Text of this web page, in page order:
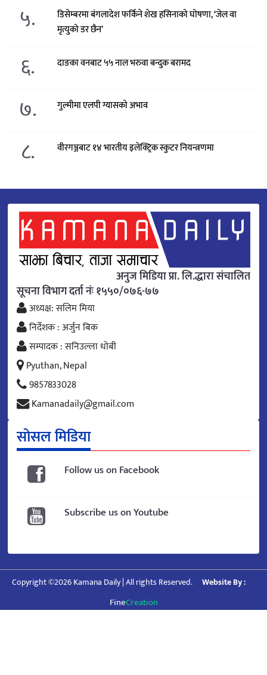
५.
डिसेम्बरमा बंगलादेश फर्किने शेख हसिनाको घोषणा, ‘जेल वा
मृत्युको डर छैन’
६. दाङका वनबाट ५५ नाल भरुवा बन्दुक बरामद
७. गुल्मीमा एलपी ग्यासको अभाव
८. वीरगञ्जबाट १४ भारतीय इलेक्ट्रिक स्कुटर नियन्त्रणमा
अनुज मिडिया प्रा. लि.द्धारा संचालित
सूचना विभाग दर्ता नंः १५५०/०७६-७७
अध्यक्ष: सलिम मिया
निर्देशक : अर्जुन बिक
सम्पादक : सनिउल्ला धोबी
Pyuthan, Nepal
9857833028
Kamanadaily@gmail.com
सोसल मिडिया
Follow us on Facebook
Subscribe us on Youtube
Copyright ©2026 Kamana Daily | All rights Reserved. Website By :
FineCreation